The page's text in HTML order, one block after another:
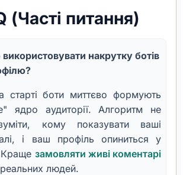
(Часті питання)
накрутку ботів
старті боти миттєво формують
ядро аудиторії. Алгоритм не
кому показувати ваші
і ваш профіль опиниться у
Краще замовляти живі коментарі
реальних людей.